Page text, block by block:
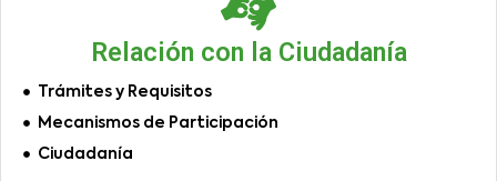
Relación con la Ciudadanía
Trámites y Requisitos
Mecanismos de Participación
Ciudadanía